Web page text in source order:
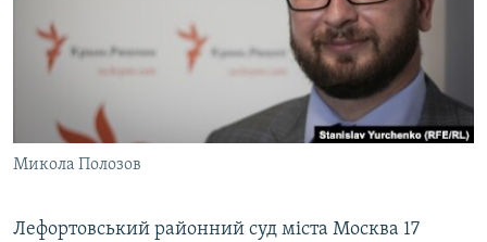
ВІДЕОУРОКИ «ELIFBE»
УКРАЇНСЬКА ПРОБЛЕМА КРИМУ
ІНФОГРАФІКА
Русский
Qırımtatar
ДОЛУЧАЙСЯ!
Микола Полозов
Лефортовський районний суд міста Москва 17